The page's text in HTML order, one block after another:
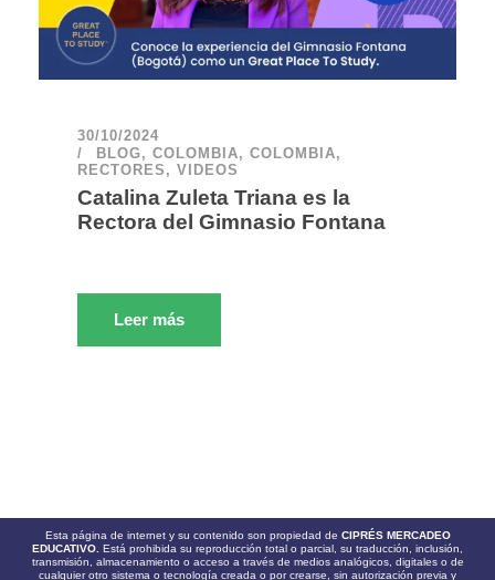
30/10/2024
BLOG, COLOMBIA, COLOMBIA,
RECTORES , VIDEOS
Catalina Zuleta Triana es la
Rectora del Gimnasio Fontana
Leer más
Esta página de internet y su contenido son propiedad de CIPRÉS MERCADEO
EDUCATIVO. Está prohibida su reproducción total o parcial, su traducción, inclusión,
transmisión, almacenamiento o acceso a través de medios analógicos, digitales o de
cualquier otro sistema o tecnología creada o por crearse, sin autorización previa y